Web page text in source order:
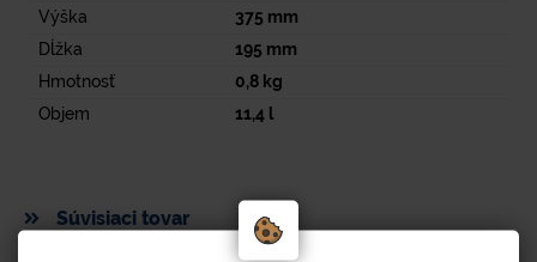
Výška
375 mm
Dĺžka
195 mm
Hmotnosť
0,8kg
Objem
11,4l
Súvisiaci tovar